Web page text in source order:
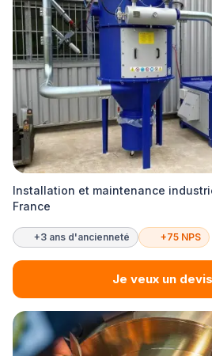
Installation et maintenance
France
+3 ans d'ancienneté +75 NPS
Je veux un